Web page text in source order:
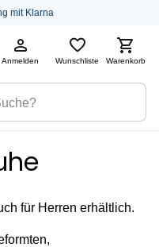
mit Klarna
Anmelden Wunschliste Warenkorb
für Herren erhältlich.